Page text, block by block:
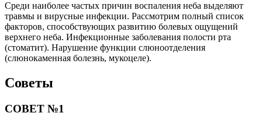
Среди наиболее частых причин воспаления неба выделяют
травмы и вирусные инфекции. Рассмотрим полный список
факторов, способствующих развитию болевых ощущений
верхнего неба. Инфекционные заболевания полости рта
(стоматит). Нарушение функции слюноотделения
(слюнокаменная болезнь, мукоцеле).
Советы
СОВЕТ №1